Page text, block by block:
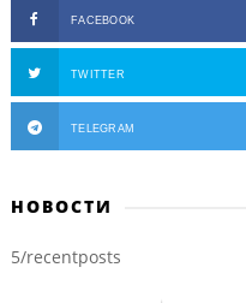
FACEBOOK
TWITTER
TELEGRAM
НОВОСТИ
5/recentposts